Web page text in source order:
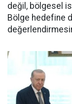
değil, bölgesel
Bölge hedefine